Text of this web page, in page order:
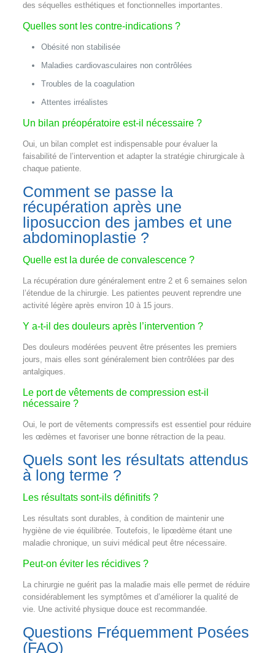
des séquelles esthétiques et fonctionnelles importantes.
Quelles sont les contre-indications ?
Obésité non stabilisée
Maladies cardiovasculaires non contrôlées
Troubles de la coagulation
Attentes irréalistes
Un bilan préopératoire est-il nécessaire ?
Oui, un bilan complet est indispensable pour évaluer la
faisabilité de l’intervention et adapter la stratégie chirurgicale à
chaque patiente.
Comment se passe la
récupération après une
liposuccion des jambes et une
abdominoplastie ?
Quelle est la durée de convalescence ?
La récupération dure généralement entre 2 et 6 semaines selon
l’étendue de la chirurgie. Les patientes peuvent reprendre une
activité légère après environ 10 à 15 jours.
Y a-t-il des douleurs après l’intervention ?
Des douleurs modérées peuvent être présentes les premiers
jours, mais elles sont généralement bien contrôlées par des
antalgiques.
Le port de vêtements de compression est-il
nécessaire ?
Oui, le port de vêtements compressifs est essentiel pour réduire
les œdèmes et favoriser une bonne rétraction de la peau.
Quels sont les résultats attendus
à long terme ?
Les résultats sont-ils définitifs ?
Les résultats sont durables, à condition de maintenir une
hygiène de vie équilibrée. Toutefois, le lipœdème étant une
maladie chronique, un suivi médical peut être nécessaire.
Peut-on éviter les récidives ?
La chirurgie ne guérit pas la maladie mais elle permet de réduire
considérablement les symptômes et d’améliorer la qualité de
vie. Une activité physique douce est recommandée.
Questions Fréquemment Posées
(FAQ)